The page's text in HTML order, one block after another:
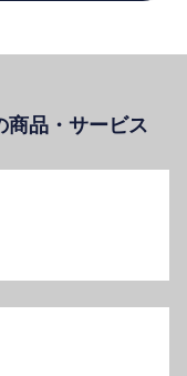
商品・サービス